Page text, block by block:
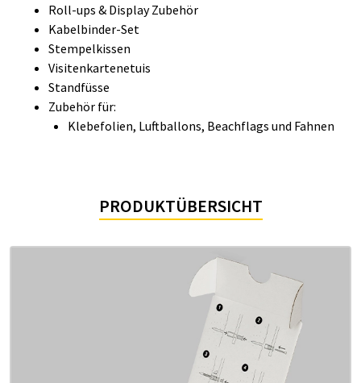
Roll-ups & Display Zubehör
Kabelbinder-Set
Stempelkissen
Visitenkartenetuis
Standfüsse
Zubehör für:
Klebefolien, Luftballons, Beachflags und Fahnen
PRODUKTÜBERSICHT